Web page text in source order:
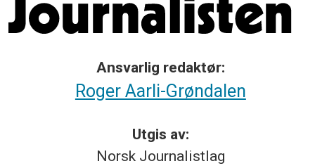
Ansvarlig redaktør:
Roger Aarli-Grøndalen
Utgis av:
Norsk Journalistlag